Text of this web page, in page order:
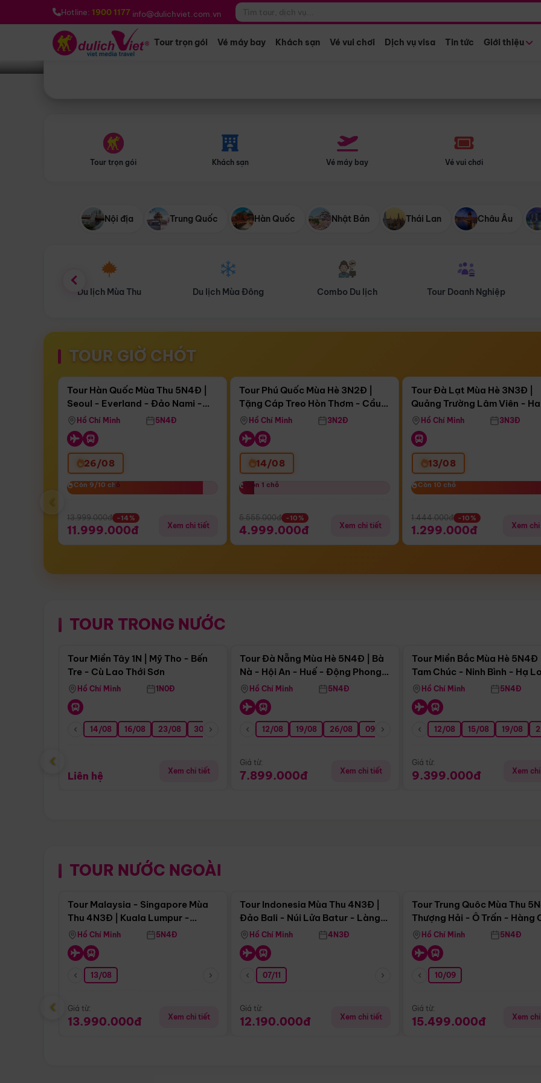
Hotline: 1900 1177 info@dulichviet.com.vn
Tour trọn gói Vé máy bay Khách sạn Vé vui chơi Dịch vụ visa Tin tức Giới thiệu
Bạn muốn đi đâu? *
Tour trọn gói Khách sạn Vé máy bay Vé vui chơi
Nội địa Trung Quốc Hàn Quốc Nhật Bản Thái Lan Châu Âu
Du lịch Mùa Đông Combo Du lịch Tour Doanh Nghiệp Du lịch Hành Hương
TOUR GIỜ CHÓT
Còn17 ngày 11:41:48
Bay Sun Phuquoc Airways
Điểm nổi bật
Tour Hàn Quốc Mùa Thu 5N4Đ |
Seoul - Everland - Đảo Nami -
Tháp Namsan (Bay Sun Phuquoc
Airways)
Hồ Chí Minh 5N4Đ
26/08
Còn 9/10 chỗ
Còn 9/10 chỗ
13.999.000đ -14%
11.999.000đ Xem chi tiết
Còn05 ngày 11:41:48
Tặng Cáp Treo Hòn Thơm
Tour Phú Quốc Mùa Hè 3N2Đ |
Tặng Cáp Treo Hòn Thơm - Cầu
Hôn - Công Viên Nước Aquatopia
Hồ Chí Minh 3N2Đ
14/08
Còn 1 chỗ
Còn 1 chỗ
5.555.000đ -10%
4.999.000đ Xem chi tiết
Còn04 ngày 11:41:48
Tour Đà Lạt Mùa Hè 3N3Đ |
Quảng Trường Lâm Viên -
Hill - Puppy Farm
Hồ Chí Minh 3N3Đ
13/08
Còn 10 chỗ
Còn 10 chỗ
1.444.000đ -10%
1.299.000đ Xem
‹
TOUR TRONG NƯỚC
Điểm nổi bật
Tour Miền Tây 1N | Mỹ Tho - Bến
Tre - Cù Lao Thới Sơn
Hồ Chí Minh 1N0Đ
14/08 16/08 23/08 30/08 06/09 13/09 20/09 27/09
Liên hệ Xem chi tiết
Tour Đà Nẵng Mùa Hè 5N4Đ | Bà
Nà - Hội An - Huế - Động Phong
NhaHồ Chí Minh 5N4Đ
12/08 19/08 26/08 09/09 16/09 23/09 30/09 07/10
Giá từ:
7.899.000đ Xem chi tiết
Tour Miền Bắc Mùa Hè 5N4Đ |
Tam Chúc - Ninh Bình - Hạ
Hồ Chí Minh 5N4Đ
12/08 15/08 19/08
Giá từ:
9.399.000đ Xem
‹
TOUR NƯỚC NGOÀI
Điểm nổi bật
Tour Malaysia - Singapore Mùa
Thu 4N3Đ | Kuala Lumpur -
Malacca - Johor Baru -
Singapore
Hồ Chí Minh 5N4Đ
13/08
Giá từ:
13.990.000đ Xem chi tiết
Tour Indonesia Mùa Thu 4N3Đ |
Đảo Bali - Núi Lửa Batur - Làng
Penglipuran
Hồ Chí Minh 4N3Đ
07/11
Giá từ:
12.190.000đ Xem chi tiết
Tour Trung Quôc Mùa Thu
Thượng Hải - Ô Trấn - Hàng
(Tour Không Shopping)
Hồ Chí Minh 5N4Đ
10/09
Giá từ:
15.499.000đ Xem
‹